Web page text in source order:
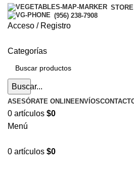
(956) 238-7908
Acceso / Registro
Categorías
Buscar...
ASESÓRATE ONLINEENVÍOS
0 artículos $0
Menú
0 artículos $0